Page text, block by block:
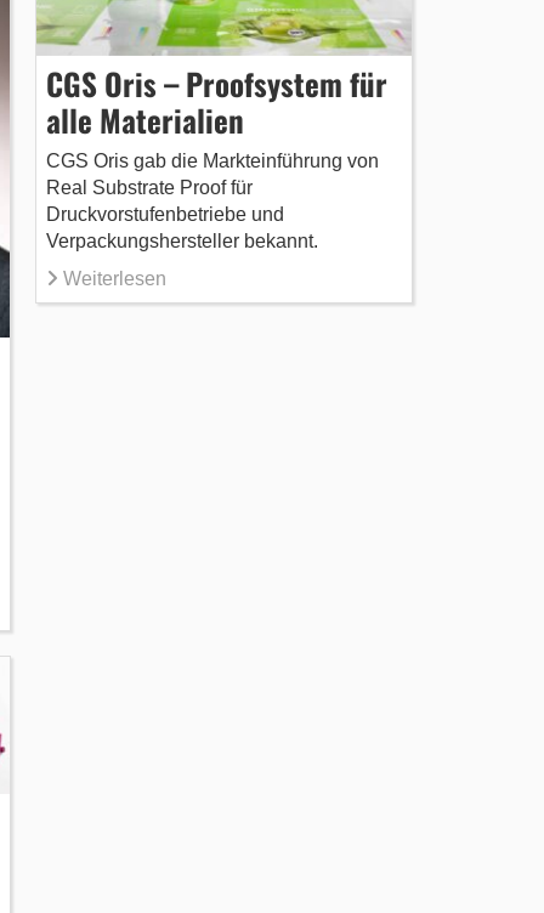
CGS Oris – Proofsystem für
alle Materialien
CGS Oris gab die Markteinführung von
Real Substrate Proof für
Druckvorstufenbetriebe und
Verpackungshersteller bekannt.
Weiterlesen